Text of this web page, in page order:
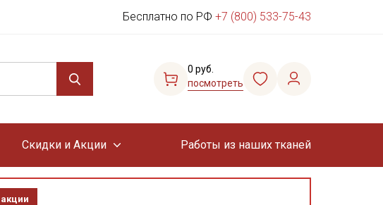
Бесплатно по РФ +7 (800) 533-75-43
0 руб.
посмотреть
Скидки и Акции Работы из наших тканей